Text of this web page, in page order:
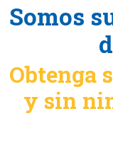
Somos
Obtenga
y sin